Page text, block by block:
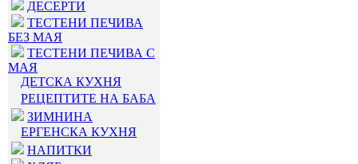
ДЕСЕРТИ
ТЕСТЕНИ ПЕЧИВА
БЕЗ МАЯ
ТЕСТЕНИ ПЕЧИВА С
МАЯ
ДЕТСКА КУХНЯ
РЕЦЕПТИТЕ НА БАБА
ЗИМНИНА
ЕРГЕНСКА КУХНЯ
НАПИТКИ